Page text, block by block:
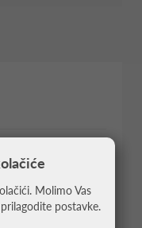
8
Molimo Vas
postavke.